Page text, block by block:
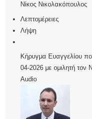
Νίκος Νικολακόπουλος
Λεπτομέρειες
Λήψη
Κήρυγμα Ευαγγελίου
04-2026 με ομιλητή τον
Audio